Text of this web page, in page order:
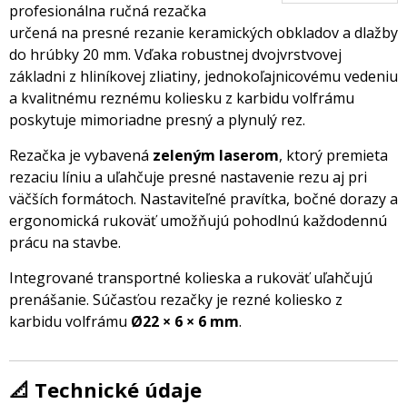
profesionálna ručná rezačka
určená na presné rezanie keramických obkladov a dlažby
do hrúbky 20 mm. Vďaka robustnej dvojvrstvovej
základni z hliníkovej zliatiny, jednokoľajnicovému vedeniu
a kvalitnému reznému koliesku z karbidu volfrámu
poskytuje mimoriadne presný a plynulý rez.
Rezačka je vybavená zeleným laserom, ktorý premieta
rezaciu líniu a uľahčuje presné nastavenie rezu aj pri
väčších formátoch. Nastaviteľné pravítka, bočné dorazy a
ergonomická rukoväť umožňujú pohodlnú každodennú
prácu na stavbe.
Integrované transportné kolieska a rukoväť uľahčujú
prenášanie. Súčasťou rezačky je rezné koliesko z
karbidu volfrámu Ø22 × 6 × 6 mm.
📐 Technické údaje